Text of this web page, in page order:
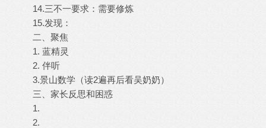
14.三不一要求：需要修炼
15.发现：
二、聚焦
1. 蓝精灵
2. 伴听
3.景山数学（读2遍再后看吴奶奶）
三、家长反思和困惑
1.
2.